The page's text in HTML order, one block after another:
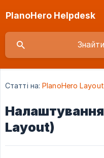
PlanoHero Helpdesk
Статті на: PlanoHero Layout
Layout)